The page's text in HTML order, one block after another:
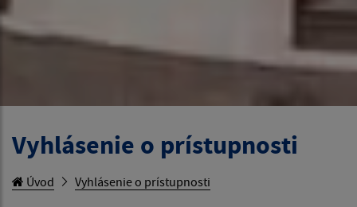
Vyhlásenie o prístupnosti
Úvod Vyhlásenie o prístupnosti